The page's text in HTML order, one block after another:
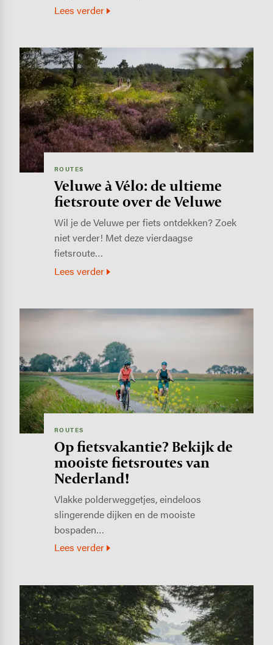
Lees verder
Image
ROUTES
Veluwe à Vélo: de ultieme
fietsroute over de Veluwe
Wil je de Veluwe per fiets ontdekken? Zoek
niet verder! Met deze vierdaagse
fietsroute…
Lees verder
Image
ROUTES
Op fietsvakantie? Bekijk de
mooiste fietsroutes van
Nederland!
Vlakke polderweggetjes, eindeloos
slingerende dijken en de mooiste
bospaden…
Lees verder
Image